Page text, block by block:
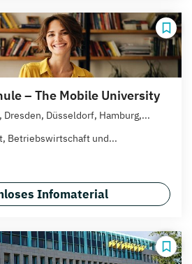
– The Mobile University
Düsseldorf, Hamburg,...
Betriebswirtschaft und...
Infomaterial